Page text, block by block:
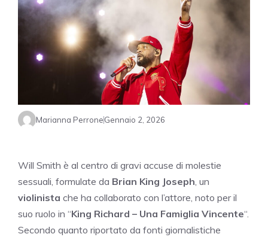
Marianna PerroneGennaio 2, 2026
Will Smith è al centro di gravi accuse di molestie
sessuali, formulate da Brian King Joseph, un
violinista che ha collaborato con l’attore, noto per il
suo ruolo in “King Richard – Una Famiglia Vincente“.
Secondo quanto riportato da fonti giornalistiche